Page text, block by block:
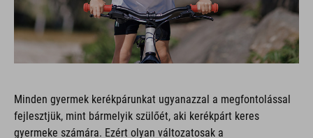
Minden gyermek kerékpárunkat ugyanazzal a megfontolással
fejlesztjük, mint bármelyik szülőét, aki kerékpárt keres
gyermeke számára. Ezért olyan változatosak a